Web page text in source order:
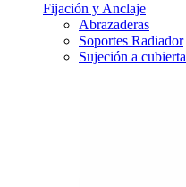
Fijación y Anclaje
Abrazaderas
Soportes Radiador
Sujeción a cubierta